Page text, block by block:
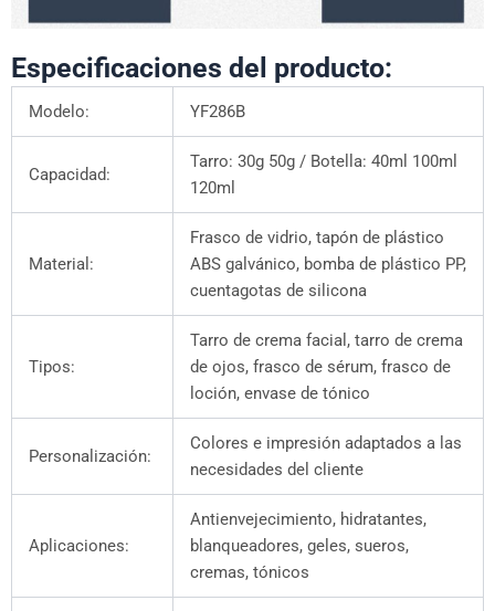
Especificaciones del producto:
Modelo: YF286B
Capacidad:
Tarro: 30g 50g / Botella: 40ml 100ml
120ml
Material:
Frasco de vidrio, tapón de plástico
ABS galvánico, bomba de plástico PP,
cuentagotas de silicona
Tipos:
Tarro de crema facial, tarro de crema
de ojos, frasco de sérum, frasco de
loción, envase de tónico
Personalización:
Colores e impresión adaptados a las
necesidades del cliente
Aplicaciones:
Antienvejecimiento, hidratantes,
blanqueadores, geles, sueros,
cremas, tónicos